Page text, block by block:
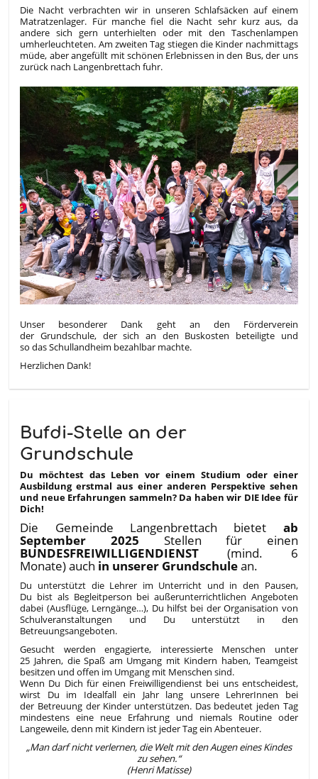
Die Nacht verbrachten wir in unseren Schlafsäcken auf einem
Matratzenlager. Für manche fiel die Nacht sehr kurz aus, da
andere sich gern unterhielten oder mit den Taschenlampen
umherleuchteten. Am zweiten Tag stiegen die Kinder nachmittags
müde, aber angefüllt mit schönen Erlebnissen in den Bus, der uns
zurück nach Langenbrettach fuhr.
Unser besonderer Dank geht an den Förderverein
der Grundschule, der sich an den Buskosten beteiligte und
so das Schullandheim bezahlbar machte.
Herzlichen Dank!
Bufdi-Stelle an der
Grundschule
Du möchtest das Leben vor einem Studium oder einer
Ausbildung erstmal aus einer anderen Perspektive sehen
und neue Erfahrungen sammeln? Da haben wir DIE Idee für
Dich!
Die Gemeinde Langenbrettach bietet ab
September 2025 Stellen für einen
BUNDESFREIWILLIGENDIENST (mind. 6
Monate) auch in unserer Grundschulean.
Du unterstützt die Lehrer im Unterricht und in den Pausen,
Du bist als Begleitperson bei außerunterrichtlichen Angeboten
dabei (Ausflüge, Lerngänge…), Du hilfst bei der Organisation von
Schulveranstaltungen und Du unterstützt in den
Betreuungsangeboten.
Gesucht werden engagierte, interessierte Menschen unter
25 Jahren, die Spaß am Umgang mit Kindern haben, Teamgeist
besitzen und offen im Umgang mit Menschen sind.
Wenn Du Dich für einen Freiwilligendienst bei uns entscheidest,
wirst Du im Idealfall ein Jahr lang unsere LehrerInnen bei
der Betreuung der Kinder unterstützen. Das bedeutet jeden Tag
mindestens eine neue Erfahrung und niemals Routine oder
Langeweile, denn mit Kindern ist jeder Tag ein Abenteuer.
„Man darf nicht verlernen, die Welt mit den Augen eines Kindes
zu sehen.“
(Henri Matisse)